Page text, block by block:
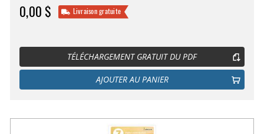
0,00 $ Livraison gratuite
TÉLÉCHARGEMENT GRATUIT DU PDF
AJOUTER AU PANIER